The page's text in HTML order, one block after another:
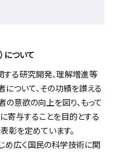
について
る研究開発、理解増進等
ついて、その功績を讃える
の意欲の向上を図り、もって
寄与することを目的とする
を定めています。
め広く国民の科学技術に関